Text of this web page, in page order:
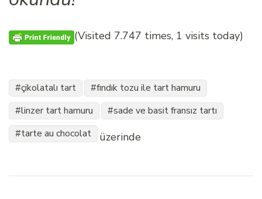
(Visited 7.747 times, 1 visits today)
çikolatalı tart
fındık tozu ile tart hamuru
linzer tart hamuru
sade ve basit fransız tartı
tarte au chocolat
üzerinde